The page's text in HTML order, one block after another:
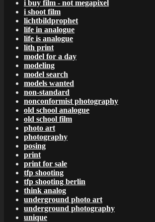
i buy film - not megapixel
i shoot film
lichtbildprophet
life in analogue
life is analogue
lith print
model for a day
modeling
model search
models wanted
non-standard
nonconformist photography
old school analogue
old school film
photo art
photography
posing
print
print for sale
tfp shooting
tfp shooting berlin
think analog
underground photo art
underground photography
unique